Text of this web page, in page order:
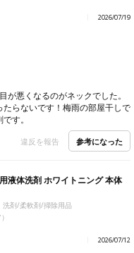
2026/07/19
悪くなるのがネックでした。
らないです！梅雨の部屋干しで
す。
違反を報告 参考になった
液体洗剤 ホワイトニング 本体
洗剤/柔軟剤/掃除用品
2026/07/12